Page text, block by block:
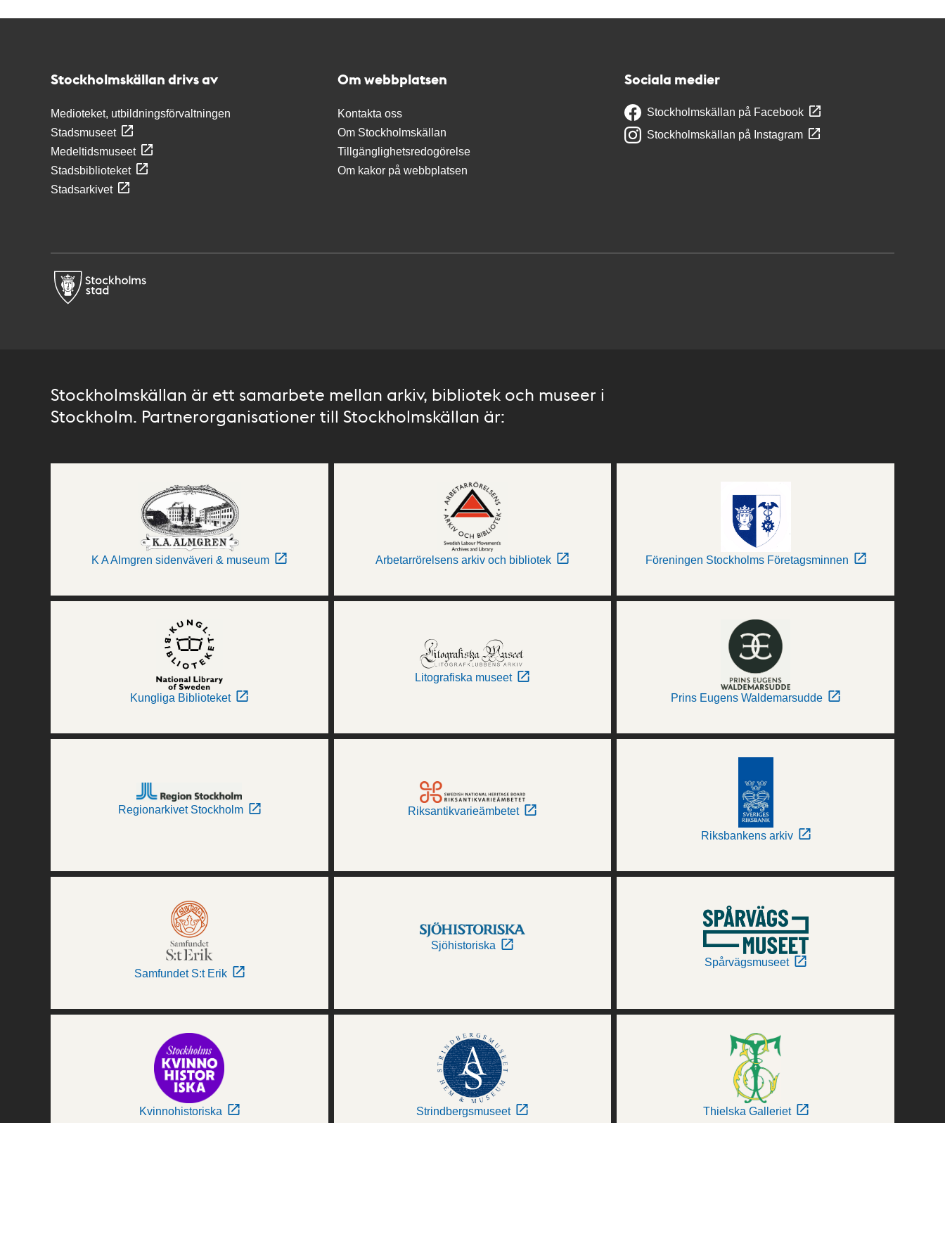
Stockholmskällan drivs av
Medioteket, utbildningsförvaltningen
Stadsmuseet
Medeltidsmuseet
Stadsbiblioteket
Stadsarkivet
Om webbplatsen
Kontakta oss
Om Stockholmskällan
Tillgänglighetsredogörelse
Om kakor på webbplatsen
Sociala medier
Stockholmskällan på Facebook
Stockholmskällan på Instagram
Stockholmskällan är ett samarbete mellan arkiv, bibliotek och museer i
Stockholm. Partnerorganisationer till Stockholmskällan är:
K A Almgren sidenväveri & museum Arbetarrörelsens arkiv och bibliotek Föreningen Stockholms Företagsminnen
Kungliga Biblioteket
Litografiska museet
Prins Eugens Waldemarsudde
Regionarkivet Stockholm Riksantikvarieämbetet
Riksbankens arkiv
Samfundet S:t Erik
Sjöhistoriska
Spårvägsmuseet
Kvinnohistoriska Strindbergsmuseet Thielska Galleriet